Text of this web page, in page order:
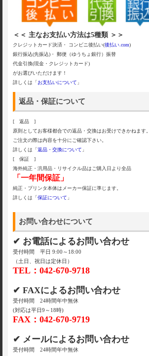
＜＜ 主なお支払い方法は5種類 ＞＞
クレジットカード決済・ コンビニ後払い(後払い.com)
銀行振込(先振込)・ 郵便（ゆうちょ銀行）振替
代金引換(現金・クレジットカード)
がお選びいただけます！
詳しくは「お支払いについて 」
返品・保証について
[ 返品 ]
原則としてお客様都合での返品・交換はお受けできかねます。
ご注文の際は内容を十分にご確認下さい。
詳しくは「返品・交換について 」
[ 保証 ]
海外純正・汎用品・リサイクル品はご購入日より全品
「一年間保証」
純正・プリンタ本体はメーカー保証に準じます。
詳しくは「保証について 」
お問い合わせについて
✔ お電話によるお問い合わせ
受付時間 平日 9:00～18:00
（土日、祝日は定休日）
TEL：042-670-9718
✔ FAXによるお問い合わせ
受付時間 24時間年中無休
(対応は平日9～18時)
FAX：042-670-9719
✔ メールによるお問い合わせ
受付時間 24時間年中無休